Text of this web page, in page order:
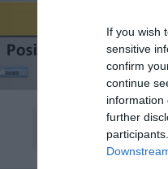
If you wish
sensitive
confirm
continue
information
further